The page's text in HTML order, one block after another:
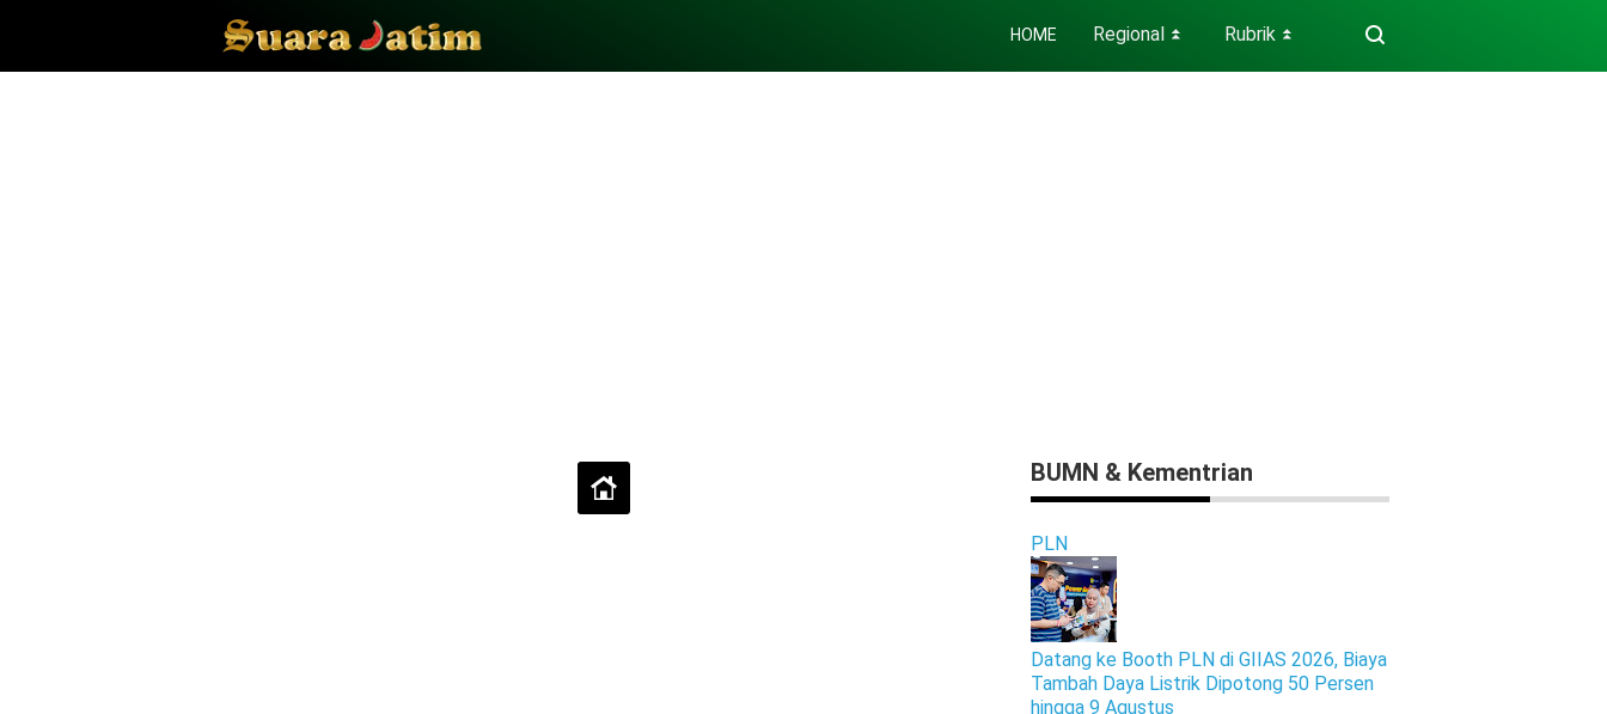
HOME Regional ⏬ Rubrik ⏬
BUMN & Kementrian
PLN
Datang ke Booth PLN di GIIAS 2026, Biaya
Tambah Daya Listrik Dipotong 50 Persen
hingga 9 Agustus